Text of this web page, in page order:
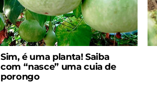
Sim, é uma planta! Saiba
com “nasce” uma cuia de
porongo